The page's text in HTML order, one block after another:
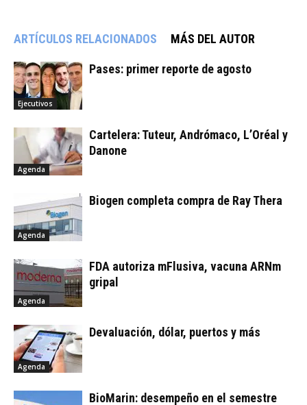
ARTÍCULOS RELACIONADOS MÁS DEL AUTOR
Ejecutivos
Pases: primer reporte de agosto
Agenda
Cartelera: Tuteur, Andrómaco, L’Oréal y
Danone
Agenda
Biogen completa compra de Ray Thera
Agenda
FDA autoriza mFlusiva, vacuna ARNm
gripal
Agenda
Devaluación, dólar, puertos y más
BioMarin: desempeño en el semestre